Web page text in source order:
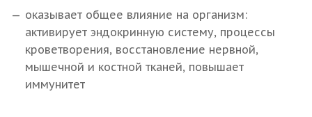
оказывает общее влияние на организм:
активирует эндокринную систему, процессы
кроветворения, восстановление нервной,
мышечной и костной тканей, повышает
иммунитет